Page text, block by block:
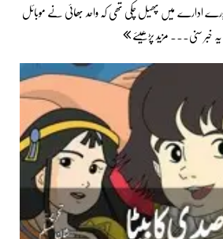
پورے ادارے میں پھیل چکی تھی کہ واحد بھائی نے موبائل
خبر سنی... مزید پڑھیئے